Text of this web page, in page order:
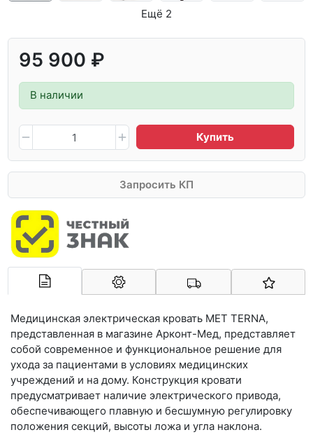
Ещё 2
95 900 ₽
В наличии
Купить
Запросить КП
Медицинская электрическая кровать MET TERNA,
представленная в магазине Арконт-Мед, представляет
собой современное и функциональное решение для
ухода за пациентами в условиях медицинских
учреждений и на дому. Конструкция кровати
предусматривает наличие электрического привода,
обеспечивающего плавную и бесшумную регулировку
положения секций, высоты ложа и угла наклона.